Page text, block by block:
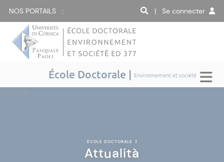
NOS PORTAILS : | Se connecter
École Doctorale | Environnement et société
ÉCOLE DOCTORALE |
Attualità